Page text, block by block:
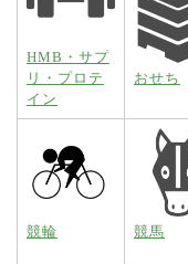
HMB・サプ
リ・プロテ
イン
おせち
競輪 競馬